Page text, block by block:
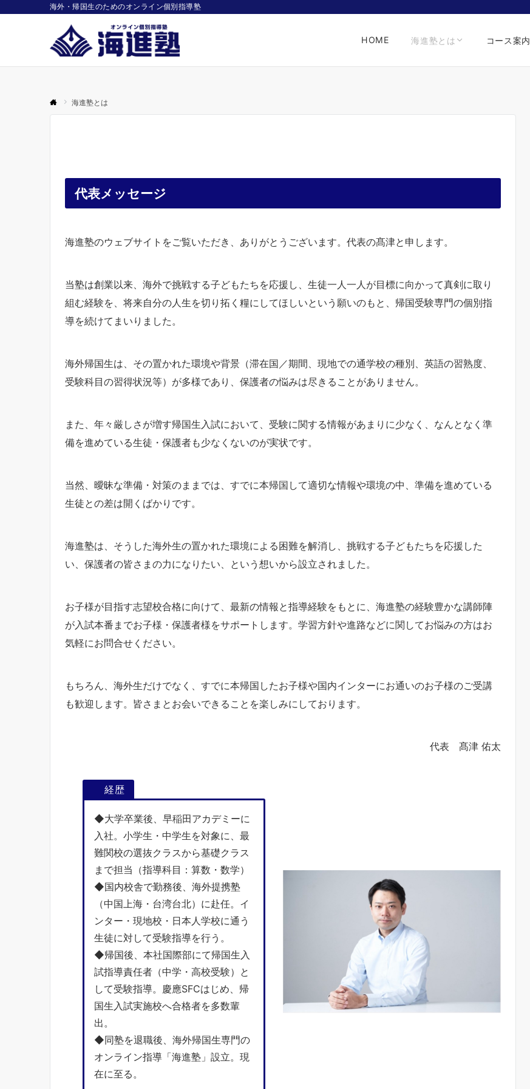
海外・帰国生のためのオンライン個別指導塾
HOME 海進塾とは コース案内
海進塾とは
代表メッセージ
海進塾のウェブサイトをご覧いただき、ありがとうございます。代表の髙津と申します。
当塾は創業以来、海外で挑戦する子どもたちを応援し、生徒一人一人が目標に向かって真剣に取り
組む経験を、将来自分の人生を切り拓く糧にしてほしいという願いのもと、帰国受験専門の個別指
導を続けてまいりました。
海外帰国生は、その置かれた環境や背景（滞在国／期間、現地での通学校の種別、英語の習熟度、
受験科目の習得状況等）が多様であり、保護者の悩みは尽きることがありません。
また、年々厳しさが増す帰国生入試において、受験に関する情報があまりに少なく、なんとなく準
備を進めている生徒・保護者も少なくないのが実状です。
当然、曖昧な準備・対策のままでは、すでに本帰国して適切な情報や環境の中、準備を進めている
生徒との差は開くばかりです。
海進塾は、そうした海外生の置かれた環境による困難を解消し、挑戦する子どもたちを応援した
い、保護者の皆さまの力になりたい、という想いから設立されました。
お子様が目指す志望校合格に向けて、最新の情報と指導経験をもとに、海進塾の経験豊かな講師陣
が入試本番までお子様・保護者様をサポートします。学習方針や進路などに関してお悩みの方はお
気軽にお問合せください。
もちろん、海外生だけでなく、すでに本帰国したお子様や国内インターにお通いのお子様のご受講
も歓迎します。皆さまとお会いできることを楽しみにしております。
代表 髙津 佑太
経歴
◆大学卒業後、早稲田アカデミーに
入社。小学生・中学生を対象に、最
難関校の選抜クラスから基礎クラス
まで担当（指導科目：算数・数学）
◆国内校舎で勤務後、海外提携塾
（中国上海・台湾台北）に赴任。イ
ンター・現地校・日本人学校に通う
生徒に対して受験指導を行う。
◆帰国後、本社国際部にて帰国生入
試指導責任者（中学・高校受験）と
して受験指導。慶應SFCはじめ、帰
国生入試実施校へ合格者を多数輩
出。
◆同塾を退職後、海外帰国生専門の
オンライン指導「海進塾」設立。現
在に至る。